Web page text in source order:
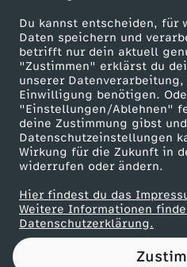
Du kannst entscheiden, für
Daten speichern und
betrifft nur dein aktuell
"Zustimmen" erklärst du
unserer
Einwilligung benötigen.
"Einstellungen/Ablehnen"
deine Zustimmung gibst
Datenschutzeinstellungen
Wirkung für die Zukunft in
widerrufen oder ändern.
Hier findest du das
Weitere Informationen
Datenschutzerklärung.
a
m
p
-
F
o
l
ZDF goes Schule
Werbefernsehen
Mainzelmännchen
Partner